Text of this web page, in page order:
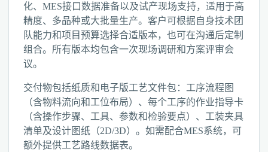
化、MES接口数据准备以及试产现场支持，适用于高
精度、多品种或大批量生产。客户可根据自身技术团
队能力和项目预算选择合适版本，也可在沟通后定制
组合。所有版本均包含一次现场调研和方案评审会
议。
交付物包括纸质和电子版工艺文件包：工序流程图
（含物料流向和工位布局）、每个工序的作业指导卡
（含操作步骤、工具、参数和检验要点）、工装夹具
清单及设计图纸（2D/3D）。如需配合MES系统，可
额外提供工艺路线数据表。